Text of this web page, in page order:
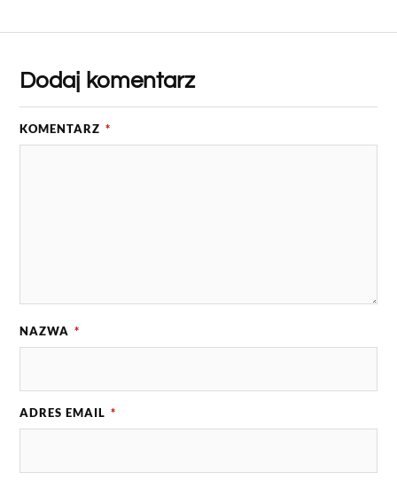
Dodaj komentarz
KOMENTARZ *
NAZWA *
ADRES EMAIL *